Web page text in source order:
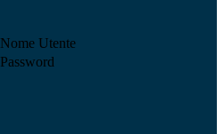
Nome Utente
Password